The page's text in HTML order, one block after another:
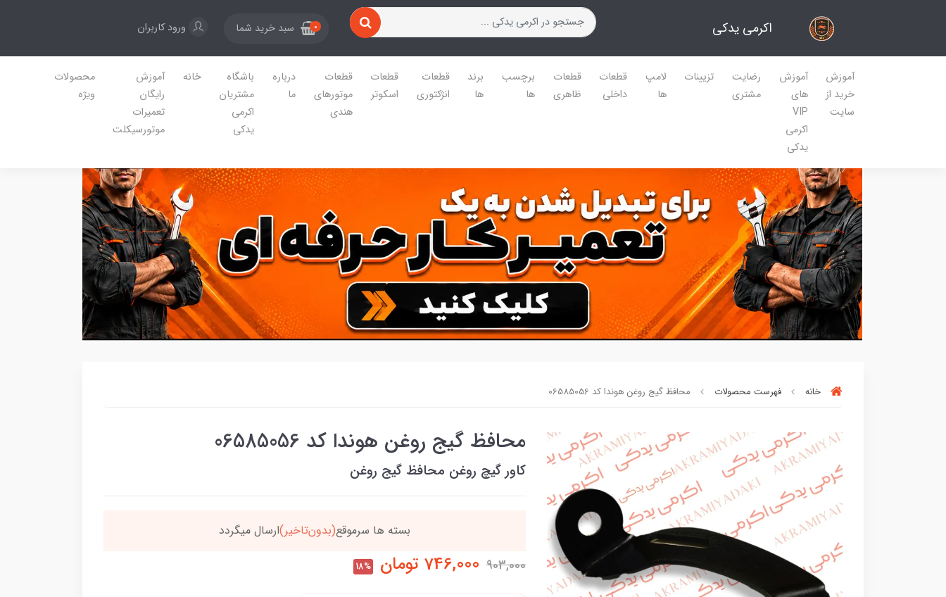
اکرمی یدکی 0 سبد خرید شما ورود کاربران
آموزش
خرید از
سایت
آموزش
های
VIP
اکرمی
یدکی
رضایت
مشتری
تزیینات
لامپ
ها
قطعات
داخلی
قطعات
ظاهری
برچسب
ها
برند
ها
قطعات
انژکتوری
قطعات
اسکوتر
قطعات
موتورهای
هندی
درباره
ما
باشگاه
مشتریان
اکرمی
یدکی
خانه
آموزش
رایگان
تعمیرات
موتورسیکلت
محصولات
ویژه
خانه فهرست محصولات محافظ گیج روغن هوندا کد 06585056
محافظ گیج روغن هوندا کد 06585056
کاور گیچ روغن محافظ گیج روغن
بسته ها سرموقع(بدون‌تاخیر)ارسال میگردد خریدتو به5میلیون برسون،ارسالت‌رایگانه
903,000
746,000 تومان 18%